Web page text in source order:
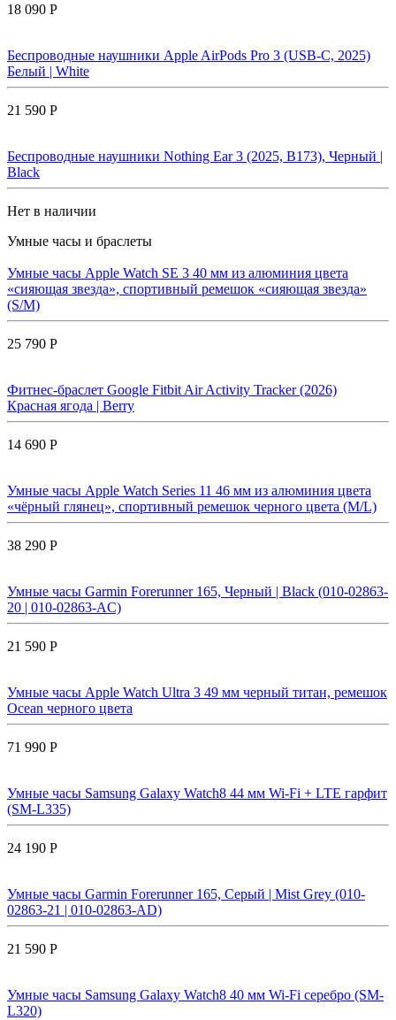
18 090 Р
Беспроводные наушники Apple AirPods Pro 3 (USB-C, 2025)
Белый | White
21 590 Р
Беспроводные наушники Nothing Ear 3 (2025, B173), Черный |
Black
Нет в наличии
Умные часы и браслеты
Умные часы Apple Watch SE 3 40 мм из алюминия цвета
«сияющая звезда», спортивный ремешок «сияющая звезда»
(S/M)
25 790 Р
Фитнес-браслет Google Fitbit Air Activity Tracker (2026)
Красная ягода | Berry
14 690 Р
Умные часы Apple Watch Series 11 46 мм из алюминия цвета
«чёрный глянец», спортивный ремешок черного цвета (M/L)
38 290 Р
Умные часы Garmin Forerunner 165, Черный | Black (010-02863-
20 | 010-02863-AC)
21 590 Р
Умные часы Apple Watch Ultra 3 49 мм черный титан, ремешок
Ocean черного цвета
71 990 Р
Умные часы Samsung Galaxy Watch8 44 мм Wi-Fi + LTE гарфит
(SM-L335)
24 190 Р
Умные часы Garmin Forerunner 165, Серый | Mist Grey (010-
02863-21 | 010-02863-AD)
21 590 Р
Умные часы Samsung Galaxy Watch8 40 мм Wi-Fi серебро (SM-
L320)